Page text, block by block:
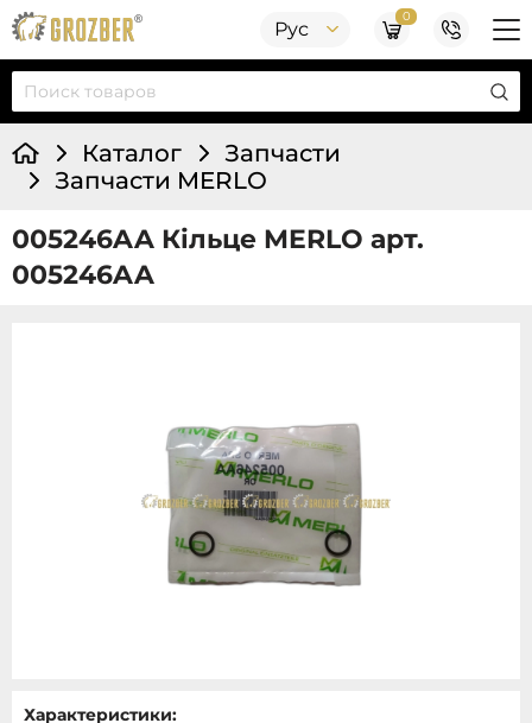
Рус
0
Каталог
Запчасти
Запчасти MERLO
005246AA Кільце MERLO арт.
005246AA
Характеристики: